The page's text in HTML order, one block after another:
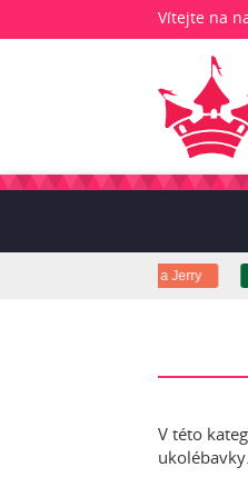
Vítejte na
Tom a Jerry
V této